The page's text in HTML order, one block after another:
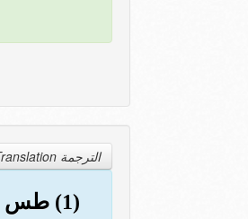
الترجمة Translation
(1) طس (طا. سین) این آیات قرآن و کتاب مبین است.